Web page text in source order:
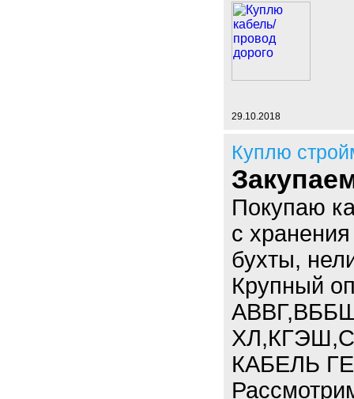
29.10.2018
Куплю
Покупаю
с
бухты,
Крупный
КАБЕЛЬ